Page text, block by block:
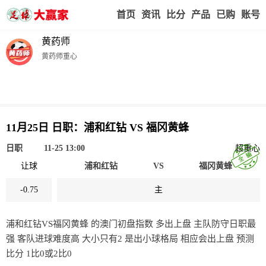
首页 赢家视点赛事比分实战版入口
我的
黄药师
黄药师重心
11月25日 日职：浦和红钻 VS 福冈黄蜂
日职
11-25 13:00
浦和红钻
VS 福冈黄蜂
超重心
让球
-0.75 主
浦和红钻VS福冈黄蜂 的澳门初盘指数 多出上盘 主队防守日职最
强 客队进球难度高 大小只有2 是出小球格局 相应会出上盘 预测
比分 1比0或2比0